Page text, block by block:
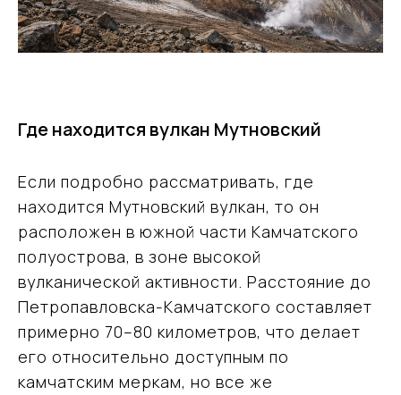
Где находится вулкан Мутновский
Если подробно рассматривать, где
находится Мутновский вулкан, то он
расположен в южной части Камчатского
полуострова, в зоне высокой
вулканической активности. Расстояние до
Петропавловска-Камчатского составляет
примерно 70–80 километров, что делает
его относительно доступным по
камчатским меркам, но все же